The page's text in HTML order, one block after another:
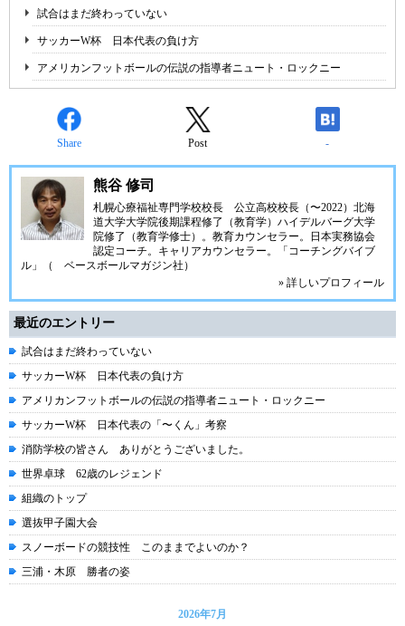
試合はまだ終わっていない
サッカーW杯 日本代表の負け方
アメリカンフットボールの伝説の指導者ニュート・ロックニー
Share Post -
熊谷 修司
札幌心療福祉専門学校校長 公立高校校長（〜2022）北海
道大学大学院後期課程修了（教育学）ハイデルバーグ大学
院修了（教育学修士）。教育カウンセラー。日本実務協会
認定コーチ。キャリアカウンセラー。「コーチングバイブ
ル」（ ベースボールマガジン社）
» 詳しいプロフィール
最近のエントリー
試合はまだ終わっていない
サッカーW杯 日本代表の負け方
アメリカンフットボールの伝説の指導者ニュート・ロックニー
サッカーW杯 日本代表の「〜くん」考察
消防学校の皆さん ありがとうございました。
世界卓球 62歳のレジェンド
組織のトップ
選抜甲子園大会
スノーボードの競技性 このままでよいのか？
三浦・木原 勝者の姿
2026年7月